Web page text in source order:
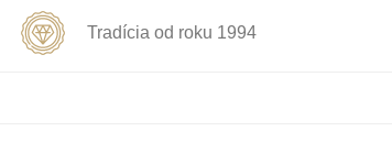
Tradícia od roku 1994